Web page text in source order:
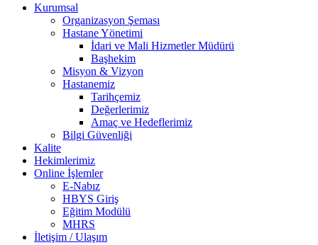
Kurumsal
Organizasyon Şeması
Hastane Yönetimi
İdari ve Mali Hizmetler Müdürü
Başhekim
Misyon & Vizyon
Hastanemiz
Tarihçemiz
Değerlerimiz
Amaç ve Hedeflerimiz
Bilgi Güvenliği
Kalite
Hekimlerimiz
Online İşlemler
E-Nabız
HBYS Giriş
Eğitim Modülü
MHRS
İletişim / Ulaşım